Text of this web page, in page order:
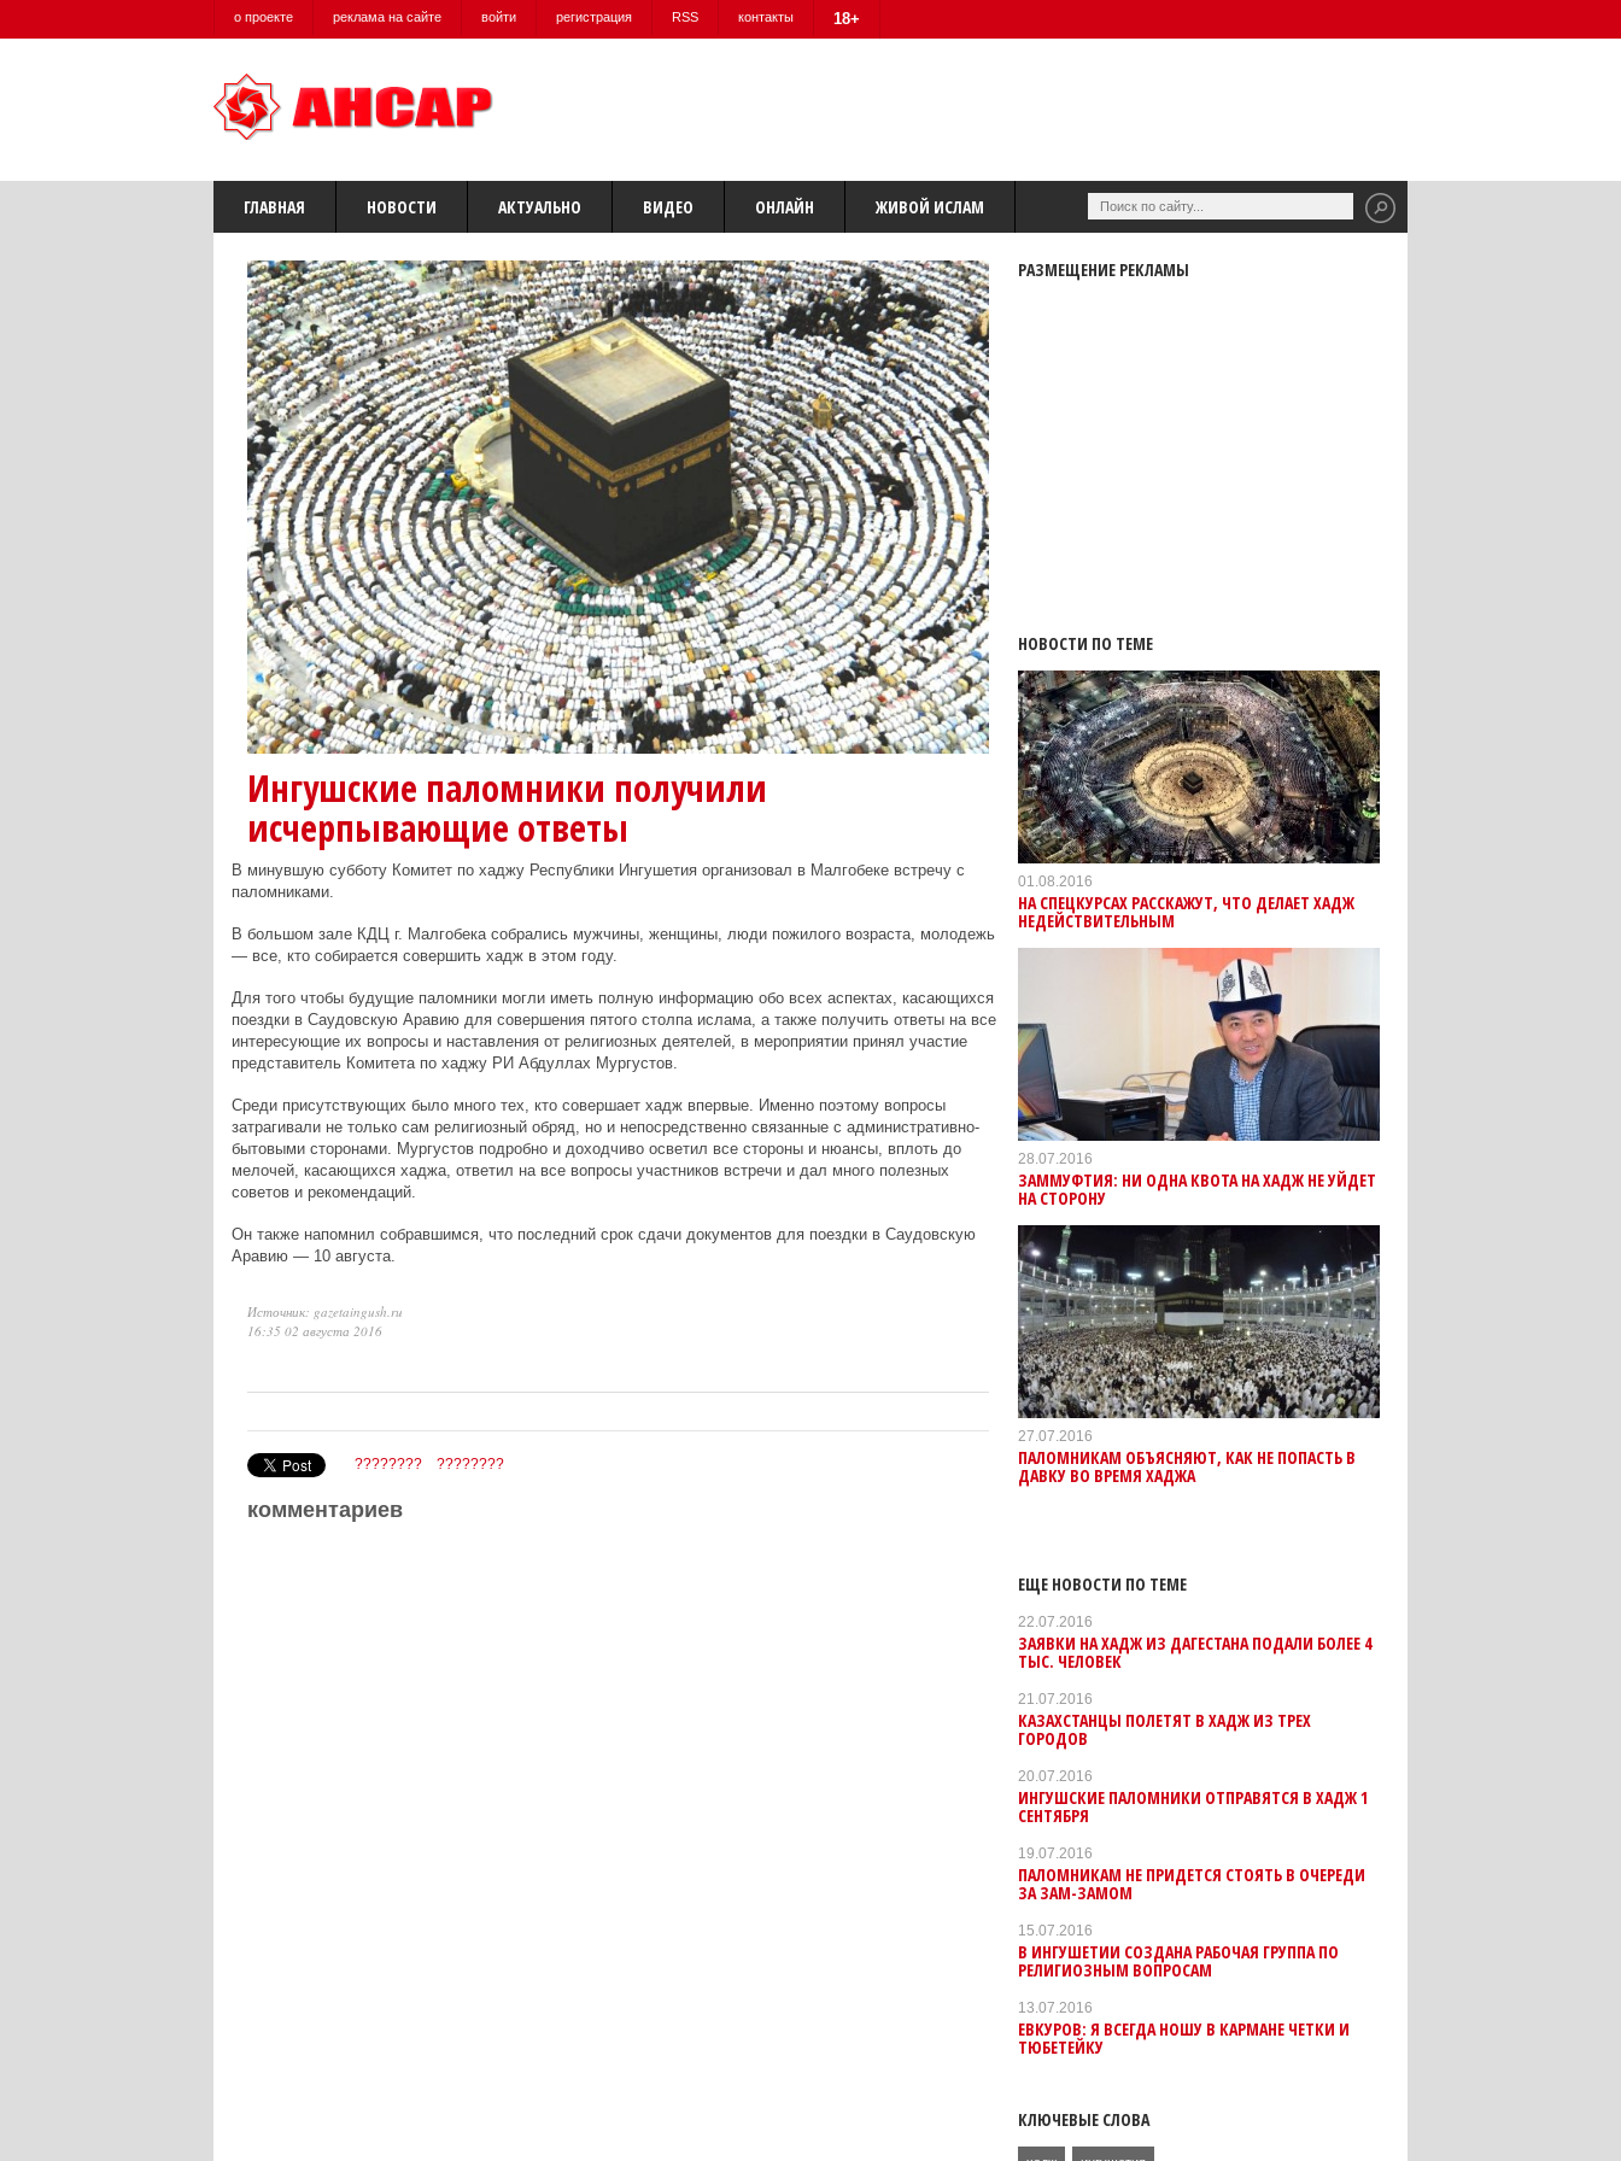
о проекте реклама на сайте войти регистрация RSS контакты 18+
ГЛАВНАЯ НОВОСТИ АКТУАЛЬНО ВИДЕО ОНЛАЙН ЖИВОЙ ИСЛАМ
Ингушские паломники получили
исчерпывающие ответы
В минувшую субботу Комитет по хаджу Республики Ингушетия организовал в Малгобеке встречу с
паломниками.
В большом зале КДЦ г. Малгобека собрались мужчины, женщины, люди пожилого возраста, молодежь
— все, кто собирается совершить хадж в этом году.
Для того чтобы будущие паломники могли иметь полную информацию обо всех аспектах, касающихся
поездки в Саудовскую Аравию для совершения пятого столпа ислама, а также получить ответы на все
интересующие их вопросы и наставления от религиозных деятелей, в мероприятии принял участие
представитель Комитета по хаджу РИ Абдуллах Мургустов.
Среди присутствующих было много тех, кто совершает хадж впервые. Именно поэтому вопросы
затрагивали не только сам религиозный обряд, но и непосредственно связанные с административно-
бытовыми сторонами. Мургустов подробно и доходчиво осветил все стороны и нюансы, вплоть до
мелочей, касающихся хаджа, ответил на все вопросы участников встречи и дал много полезных
советов и рекомендаций.
Он также напомнил собравшимся, что последний срок сдачи документов для поездки в Саудовскую
Аравию — 10 августа.
Источник: gazetaingush.ru
16:35 02 августа 2016
???????? ????????
комментариев
РАЗМЕЩЕНИЕ РЕКЛАМЫ
НОВОСТИ ПО ТЕМЕ
01.08.2016
НА СПЕЦКУРСАХ РАССКАЖУТ, ЧТО ДЕЛАЕТ ХАДЖ
НЕДЕЙСТВИТЕЛЬНЫМ
28.07.2016
ЗАММУФТИЯ: НИ ОДНА КВОТА НА ХАДЖ НЕ УЙДЕТ
НА СТОРОНУ
27.07.2016
ПАЛОМНИКАМ ОБЪЯСНЯЮТ, КАК НЕ ПОПАСТЬ В
ДАВКУ ВО ВРЕМЯ ХАДЖА
ЕЩЕ НОВОСТИ ПО ТЕМЕ
22.07.2016
ЗАЯВКИ НА ХАДЖ ИЗ ДАГЕСТАНА ПОДАЛИ БОЛЕЕ 4
ТЫС. ЧЕЛОВЕК
21.07.2016
КАЗАХСТАНЦЫ ПОЛЕТЯТ В ХАДЖ ИЗ ТРЕХ
ГОРОДОВ
20.07.2016
ИНГУШСКИЕ ПАЛОМНИКИ ОТПРАВЯТСЯ В ХАДЖ 1
СЕНТЯБРЯ
19.07.2016
ПАЛОМНИКАМ НЕ ПРИДЕТСЯ СТОЯТЬ В ОЧЕРЕДИ
ЗА ЗАМ-ЗАМОМ
15.07.2016
В ИНГУШЕТИИ СОЗДАНА РАБОЧАЯ ГРУППА ПО
РЕЛИГИОЗНЫМ ВОПРОСАМ
13.07.2016
ЕВКУРОВ: Я ВСЕГДА НОШУ В КАРМАНЕ ЧЕТКИ И
ТЮБЕТЕЙКУ
КЛЮЧЕВЫЕ СЛОВА